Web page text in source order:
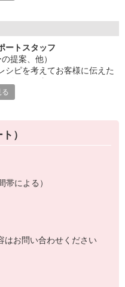
でお迎えします。
可
ップ
ートスタッフ
提案、他）
シピを考えてお客様に伝えた
な」なんて自分の引き出しも
♪
entry/miku29
る
）
による）
はお問い合わせください